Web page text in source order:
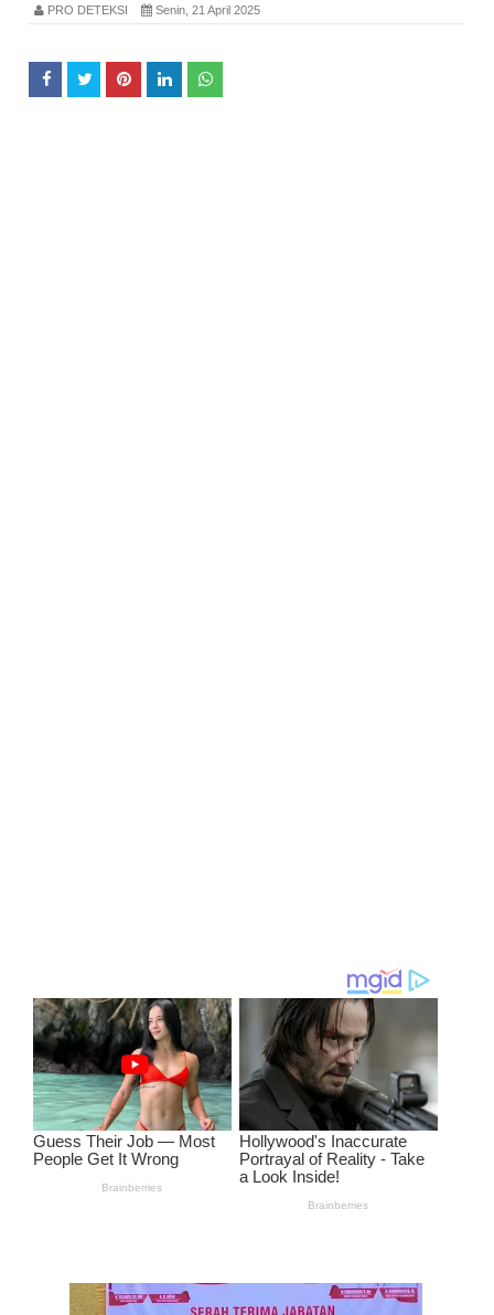
PRO DETEKSI Senin, 21 April 2025